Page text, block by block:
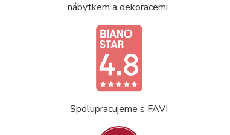
nábytkem a dekoracemi
Spolupracujeme s FAVI